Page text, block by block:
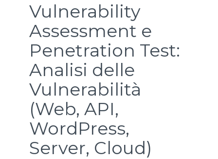
Vulnerability
Assessment e
Penetration Test:
Analisi delle
Vulnerabilità
(Web, API,
WordPress,
Server, Cloud)